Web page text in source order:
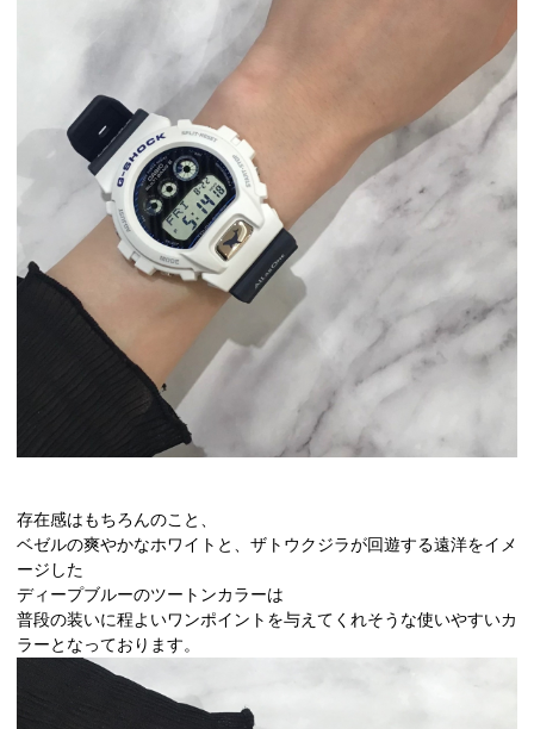
存在感はもちろんのこと、
ベゼルの爽やかなホワイトと、ザトウクジラが回遊する遠洋をイメ
ージした
ディープブルーのツートンカラーは
普段の装いに程よいワンポイントを与えてくれそうな使いやすいカ
ラーとなっております。